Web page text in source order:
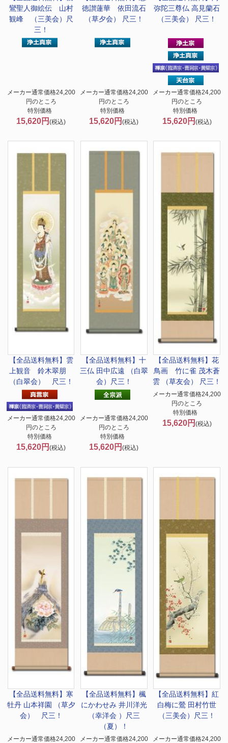
鸞聖人御絵伝 山村
観峰 （三美会）尺
三！
メーカー通常価格24,200
円のところ
特別価格
15,620円(税込)
徳讃蓮華 依田流石
（草夕会） 尺三！
メーカー通常価格24,200
円のところ
特別価格
15,620円(税込)
弥陀三尊仏 高見蘭石
（三美会） 尺三！
メーカー通常価格24,200
円のところ
特別価格
15,620円 (税込)
【全品送料無料】 雲
上観音 鈴木翠朋
（白翠会） 尺三！
メーカー通常価格24,200
円のところ
特別価格
15,620円(税込)
【全品送料無料】 十
三仏 田中広遠 （白翠
会）尺三！
メーカー通常価格24,200
円のところ
特別価格
15,620円(税込)
【全品送料無料】花
鳥画 竹に雀 茂木蒼
雲 （草友会） 尺三！
メーカー通常価格24,200
円のところ
特別価格
15,620円 (税込)
【全品送料無料】 寒
牡丹 山本祥園 （草夕
会） 尺三！
メーカー通常価格24,200
【全品送料無料】 楓
にかわせみ 井川洋光
（幸洋会 ）尺三
（夏）！
メーカー通常価格24,200
【全品送料無料】紅
白梅に鶯 田村竹世
（三美会）尺三！
メーカー通常価格24,200